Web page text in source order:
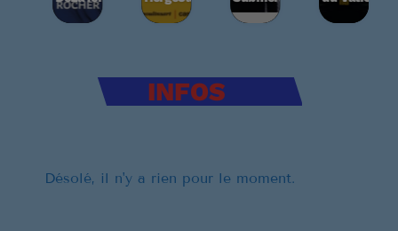
les
INFOS
Désolé, il n'y a rien pour le moment.